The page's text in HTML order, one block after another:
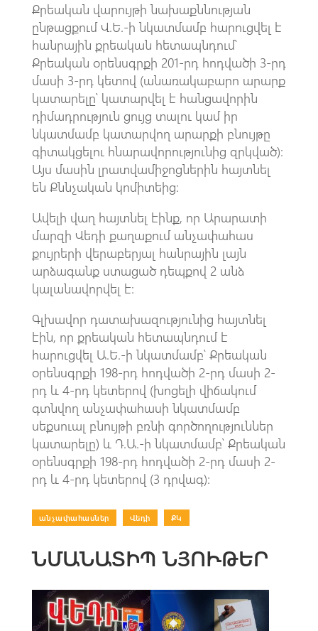
Քրեական վարույթի նախաքննության
ընթացքում Վ.Ե.-ի նկատմամբ հարուցվել է
հանրային քրեական հետապնդում՝
Քրեական օրենսգրքի 201-րդ հոդվածի 3-րդ
մասի 3-րդ կետով (անառակաբարո արարք
կատարելը՝ կատարվել է հանցավորին
դիմադրություն ցույց տալու կամ իր
նկատմամբ կատարվող արարքի բնույթը
գիտակցելու հնարավորությունից զրկված)։
Այս մասին լրատվամիջոցներին հայտնել
են Քննչական կոմիտեից։
Ավելի վաղ հայտնել էինք, որ Արարատի
մարզի Վեդի քաղաքում անչափահաս
քույրերի վերաբերյալ հանրային լայն
արձագանք ստացած դեպքով 2 անձ
կալանավորվել է։
Գլխավոր դատախազությունից հայտնել
էին, որ քրեական հետապնդում է
հարուցվել Ա.Ե.-ի նկատմամբ՝ Քրեական
օրենսգրքի 198-րդ հոդվածի 2-րդ մասի 2-
րդ և 4-րդ կետերով (խոցելի վիճակում
գտնվող անչափահասի նկատմամբ
սեքսուալ բնույթի բռնի գործողություններ
կատարելը) և Դ.Ա.-ի նկատմամբ՝ Քրեական
օրենսգրքի 198-րդ հոդվածի 2-րդ մասի 2-
րդ և 4-րդ կետերով (3 դրվագ):
անչափահասներ Վեդի ՔԿ
ՆՄԱՆԱՏԻՊ ՆՅՈՒԹԵՐ